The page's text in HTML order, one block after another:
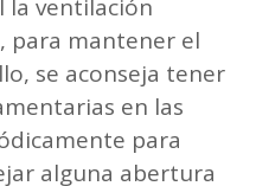
la ventilación
para mantener el
se aconseja tener
en las
para
alguna abertura